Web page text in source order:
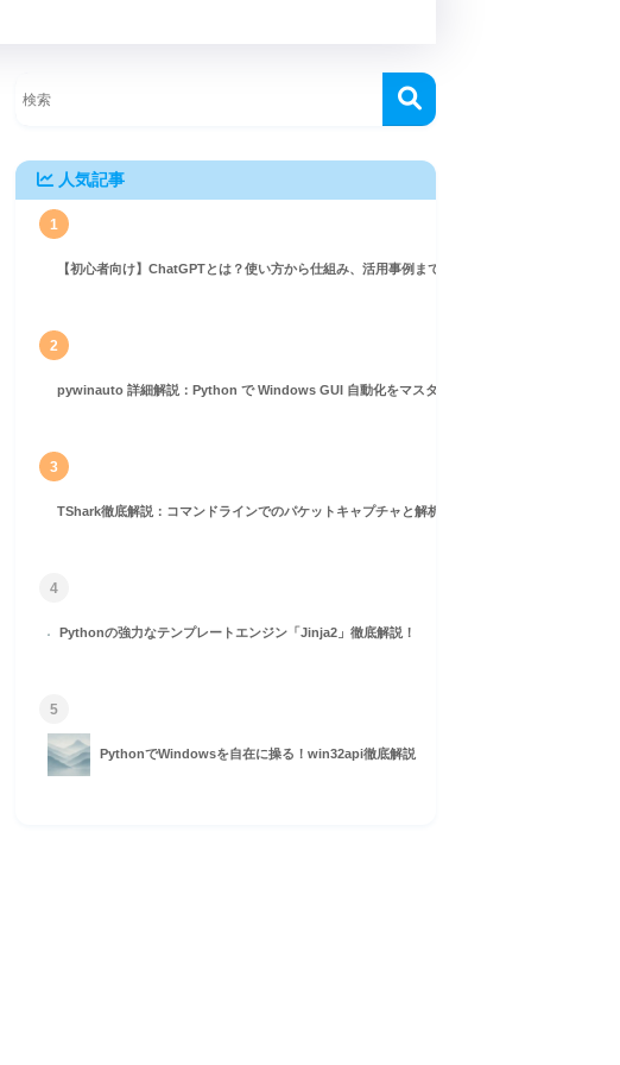
人気記事
1
【初心者向け】ChatGPTとは？使い方から仕組み、活用事例まで徹底解説
2
pywinauto 詳細解説：Python で Windows GUI 自動化をマスターしよう！
3
TShark徹底解説：コマンドラインでのパケットキャプチャと解析ガイド
4
Pythonの強力なテンプレートエンジン「Jinja2」徹底解説！
5
PythonでWindowsを自在に操る！win32api徹底解説